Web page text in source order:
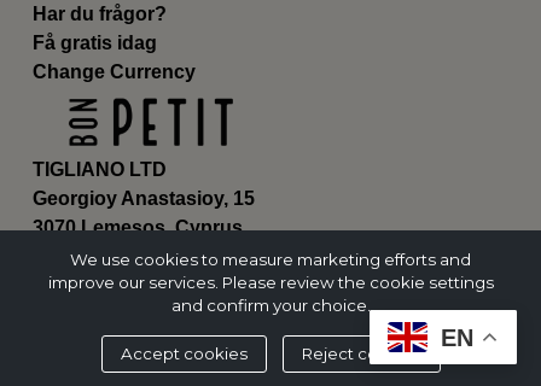
TIGLIANO LTD
Georgioy Anastasioy, 15
3070 Lemesos, Cyprus
ΗΕ 430179
Har du frågor?
Få gratis idag
Change Currency
EN
We use cookies to measure marketing efforts and
improve our services. Please review the cookie settings
and confirm your choice.
Accept cookies Reject cookies